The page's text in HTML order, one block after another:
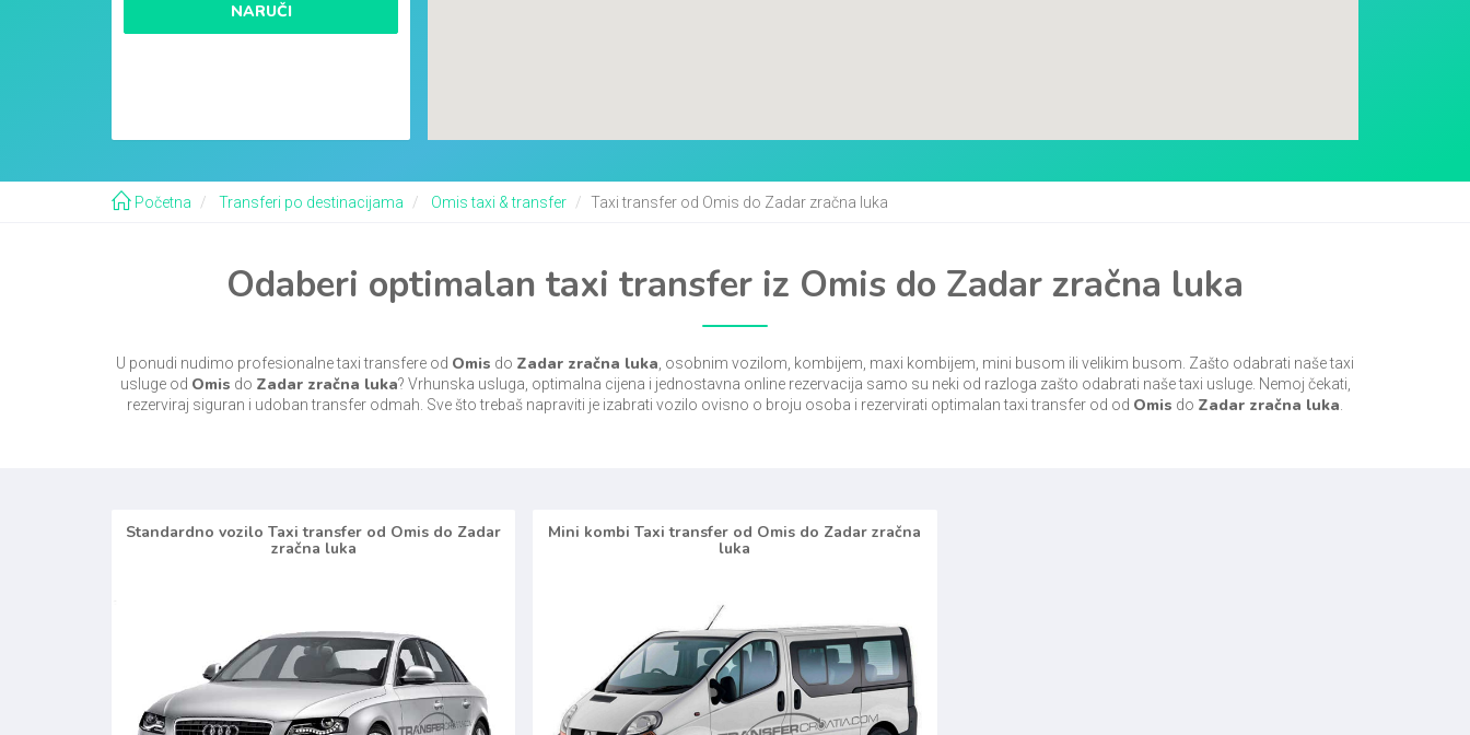
NARUČI
Početna Transferi po destinacijama Omis taxi & transfer Taxi transfer od Omis do Zadar zračna luka
Odaberi optimalan taxi transfer iz Omis do Zadar zračna luka
U ponudi nudimo profesionalne taxi transfere od Omis do Zadar zračna luka , osobnim vozilom, kombijem, maxi kombijem, mini busom ili velikim busom. Zašto odabrati naše taxi
usluge od Omis do Zadar zračna luka? Vrhunska usluga, optimalna cijena i jednostavna online rezervacija samo su neki od razloga zašto odabrati naše taxi usluge. Nemoj čekati,
rezerviraj siguran i udoban transfer odmah. Sve što trebaš napraviti je izabrati vozilo ovisno o broju osoba i rezervirati optimalan taxi transfer od od Omis do Zadar zračna luka
Standardno vozilo Taxi transfer od Omis do Zadar
zračna luka
Mini kombi Taxi transfer od Omis do Zadar zračna
luka